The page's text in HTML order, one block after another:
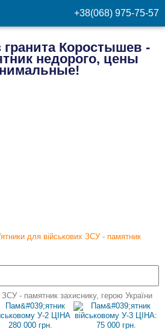
Коростышев -
недорого, цены
для військових ЗСУ - памятник
- памятник захиснику, герою України
+38(068) 975-75-57